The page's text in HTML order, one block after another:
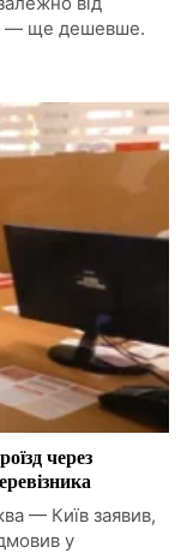
— ще дешевше.
через
— Київ заявив,
у